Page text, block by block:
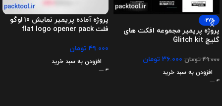
-27%
پروژه پریمیر مجموعه افکت های
گلیچ Glitch kit
۴۹.۰۰۰تومان ۳۶.۰۰۰ تومان
افزودن به سبد خرید
پروژه آماده پریمیر نمایش 10 لوگو
فلت flat logo opener pack
۴۹.۰۰۰ تومان
افزودن به سبد خرید